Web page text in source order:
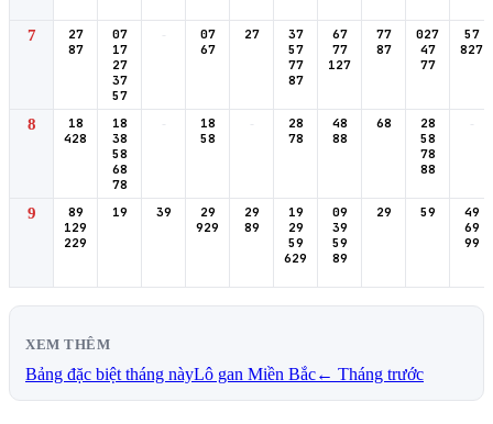
7
27
87
07
17
27
37
57
-
07
67
27
37
57
77
87
67
77
127
77
87
027
47
77
57
827
8
18
428
18
38
58
68
78
-
18
58
-
28
78
48
88
68
28
58
78
88
-
9
89
129
229
19 39
29
929
29
89
19
29
59
629
09
39
59
89
29 59
49
69
99
XEM THÊM
Bảng đặc biệt tháng nàyLô gan Miền Bắc← Tháng trước